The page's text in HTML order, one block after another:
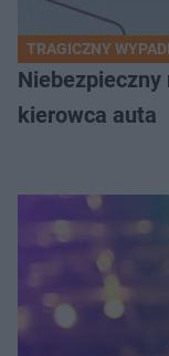
TRAGICZNY
Niebezpieczny
kierowca auta